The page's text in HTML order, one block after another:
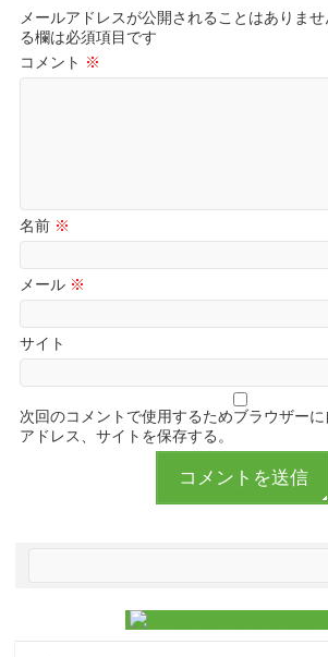
メールアドレスが公開されることはありませ
る欄は必須項目です
コメント ※
名前 ※
メール ※
サイト
次回のコメントで使用するためブラウザー
アドレス、サイトを保存する。